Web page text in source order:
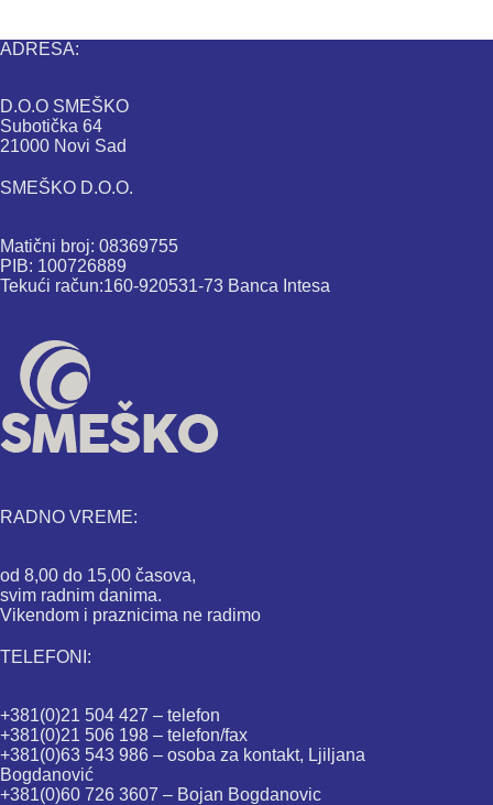
ADRESA:
D.O.O SMEŠKO
Subotička 64
21000 Novi Sad
SMEŠKO D.O.O.
Matični broj: 08369755
PIB: 100726889
Tekući račun:160-920531-73 Banca Intesa
RADNO VREME:
od 8,00 do 15,00 časova,
svim radnim danima.
Vikendom i praznicima ne radimo
TELEFONI:
+381(0)21 504 427 – telefon
+381(0)21 506 198 – telefon/fax
+381(0)63 543 986 – osoba za kontakt, Ljiljana
Bogdanović
+381(0)60 726 3607 – Bojan Bogdanovic